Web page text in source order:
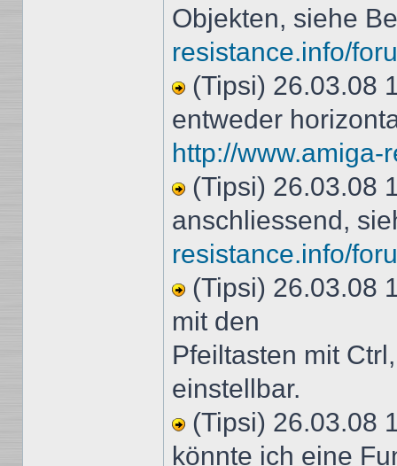
Objekten, siehe
resistance.info/
(Tipsi) 26.03.08
entweder
http://www.amiga-
(Tipsi) 26.03.08
anschliessend,
resistance.info/
(Tipsi) 26.03.08
mit den
Pfeiltasten mit
einstellbar.
(Tipsi) 26.03.08
könnte ich eine